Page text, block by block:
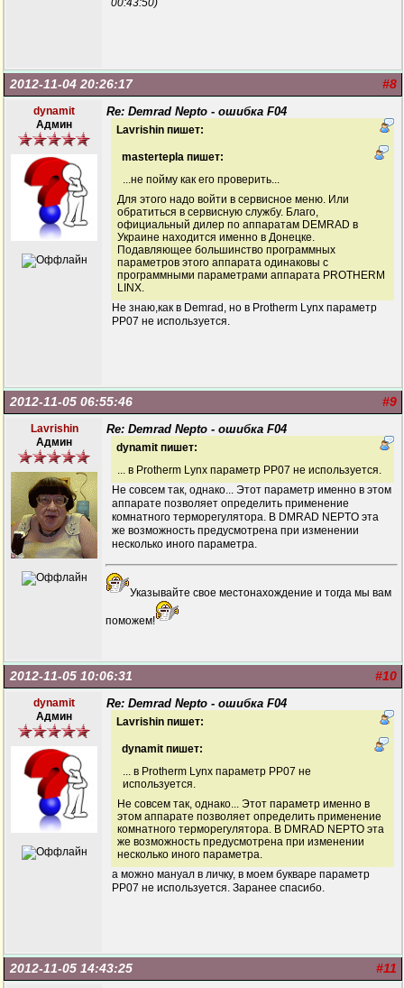
00:43:50)
#8
2012-11-04 20:26:17
dynamit
Админ
Re: Demrad Nepto - ошибка F04
Lavrishin пишет:
mastertepla пишет:
...не пойму как его проверить...
Для этого надо войти в сервисное меню. Или
обратиться в сервисную службу. Благо,
официальный дилер по аппаратам DEMRAD в
Украине находится именно в Донецке.
Подавляющее большинство программных
параметров этого аппарата одинаковы с
программными параметрами аппарата PROTHERM
LINX.
Не знаю,как в Demrad, но в Protherm Lynx параметр
РР07 не используется.
#9
2012-11-05 06:55:46
Lavrishin
Админ
Re: Demrad Nepto - ошибка F04
dynamit пишет:
... в Protherm Lynx параметр РР07 не используется.
Не совсем так, однако... Этот параметр именно в этом
аппарате позволяет определить применение
комнатного терморегулятора. В DMRAD NEPTO эта
же возможность предусмотрена при изменении
несколько иного параметра.
Указывайте свое местонахождение и тогда мы вам
поможем!
#10
2012-11-05 10:06:31
dynamit
Админ
Re: Demrad Nepto - ошибка F04
Lavrishin пишет:
dynamit пишет:
... в Protherm Lynx параметр РР07 не
используется.
Не совсем так, однако... Этот параметр именно в
этом аппарате позволяет определить применение
комнатного терморегулятора. В DMRAD NEPTO эта
же возможность предусмотрена при изменении
несколько иного параметра.
а можно мануал в личку, в моем букваре параметр
РР07 не используется. Заранее спасибо.
#11
2012-11-05 14:43:25